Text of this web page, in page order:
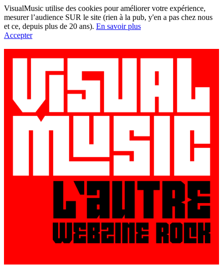
VisualMusic utilise des cookies pour améliorer votre expérience,
mesurer l’audience SUR le site (rien à la pub, y'en a pas chez nous
et ce, depuis plus de 20 ans). En savoir plus
Accepter